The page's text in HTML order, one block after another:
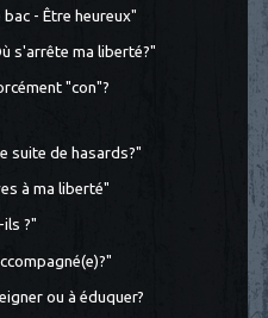
- Être heureux"
s'arrête ma liberté?"
"con"?
suite de hasards?"
à ma liberté"
?"
ou à éduquer?